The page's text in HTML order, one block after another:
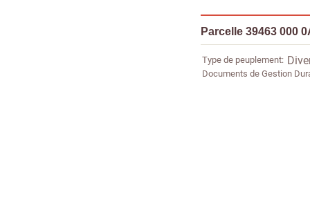
Parcelle 39463 000
Type de peuplement
Documents de Gestion